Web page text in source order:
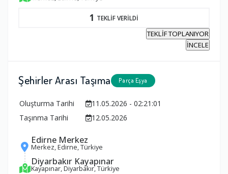
1 TEKLİF VERİLDİ
TEKLİF TOPLANIYOR
İNCELE
Şehirler Arası Taşıma Parça Eşya
Oluşturma Tarihi
11.05.2026 - 02:21:01
Taşınma Tarihi
12.05.2026
Edirne Merkez
Merkez, Edirne, Türkiye
Diyarbakır Kayapınar
Kayapınar, Diyarbakır, Türkiye